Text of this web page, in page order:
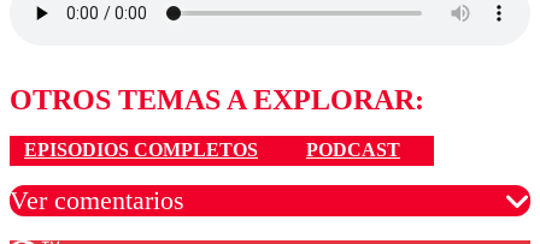
OTROS TEMAS A EXPLORAR:
EPISODIOS COMPLETOS PODCAST
Ver comentarios